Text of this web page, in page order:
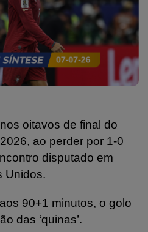
oitavos de final do
ao perder por 1-0
disputado em
Unidos.
90+1 minutos, o golo
das ‘quinas’.